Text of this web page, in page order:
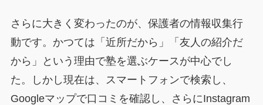
さらに大きく変わったのが、保護者の情報収集行
動です。かつては「近所だから」「友人の紹介だ
から」という理由で塾を選ぶケースが中心でし
た。しかし現在は、スマートフォンで検索し、
Googleマップで口コミを確認し、さらにInstagram